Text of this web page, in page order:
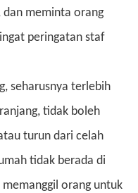
dan meminta orang
peringatan staf
seharusnya terlebih
tidak boleh
turun dari celah
tidak berada di
orang untuk